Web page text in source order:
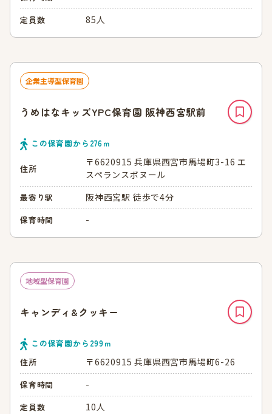
定員数 85人
企業主導型保育園
うめはなキッズYPC保育園 阪神西宮駅前
この保育園から 276ｍ
住所
〒6620915 兵庫県西宮市馬場町3-16 エ
スペランスボヌール
最寄り駅 阪神西宮駅 徒歩で4分
保育時間 -
地域型保育園
キャンディ&クッキー
この保育園から 299ｍ
住所
〒6620915 兵庫県西宮市馬場町6-26
保育時間 -
定員数 10人